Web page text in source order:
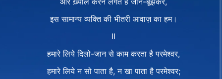
इस सामान्य व्यक्ति की भीतरी आवाज़ का हम।
II
हमारे लिये दिलो-जान से काम करता है परमेश्वर,
हमारे लिये न सो पाता है, न खा पाता है परमेश्वर;